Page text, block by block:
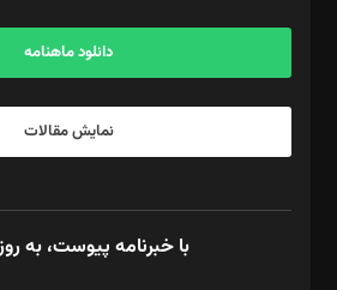
آگهی و مشترکین: ۰۹۱۹۹۹۹۰۴۵۴
دانلود ماهنامه
نمایش مقالات
با خبرنامه پیوست، به